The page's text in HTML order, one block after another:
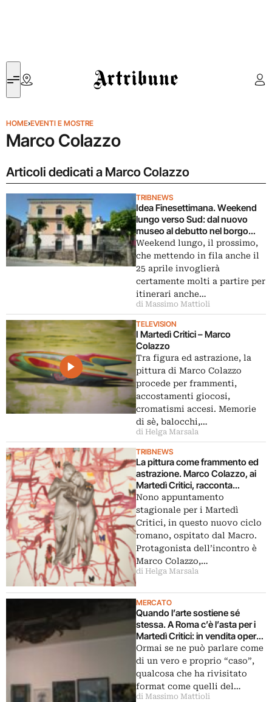
Artribune
HOME›EVENTI E MOSTRE
Marco Colazzo
Articoli dedicati a Marco Colazzo
TRIBNEWS
Idea Finesettimana. Weekend
lungo verso Sud: dal nuovo
museo al debutto nel borgo
molisano di Casalciprano a Pino
Settanni a Potenza
Weekend lungo, il prossimo,
che mettendo in fila anche il
25 aprile invoglierà
certamente molti a partire per
itinerari anche…
di Massimo Mattioli
TELEVISION
I Martedì Critici – Marco
Colazzo
Tra figura ed astrazione, la
pittura di Marco Colazzo
procede per frammenti,
accostamenti giocosi,
cromatismi accesi. Memorie
di sè, balocchi,…
di Helga Marsala
TRIBNEWS
La pittura come frammento ed
astrazione. Marco Colazzo, ai
Martedì Critici, racconta
vent’anni di ricerca. Un viaggio
ininterrotto tra l’immagine e il
colore
Nono appuntamento
stagionale per i Martedì
Critici, in questo nuovo ciclo
romano, ospitato dal Macro.
Protagonista dell’incontro è
Marco Colazzo,…
di Helga Marsala
MERCATO
Quando l’arte sostiene sé
stessa. A Roma c’è l’asta per i
Martedì Critici: in vendita opere
donate dagli artisti protagonisti
degli incontri
Ormai se ne può parlare come
di un vero e proprio “caso”,
qualcosa che ha rivisitato
format come quelli del…
di Massimo Mattioli